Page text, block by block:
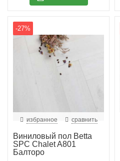
-27%
избранное сравнить
Виниловый пол Betta
SPC Chalet A801
Балторо